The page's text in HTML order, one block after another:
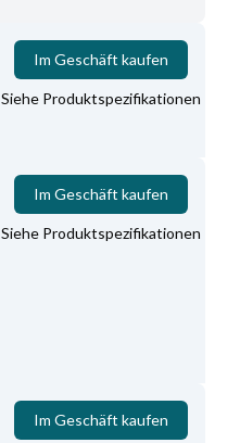
Im Geschäft kaufen
Siehe Produktspezifikationen
Im Geschäft kaufen
Siehe Produktspezifikationen
Im Geschäft kaufen